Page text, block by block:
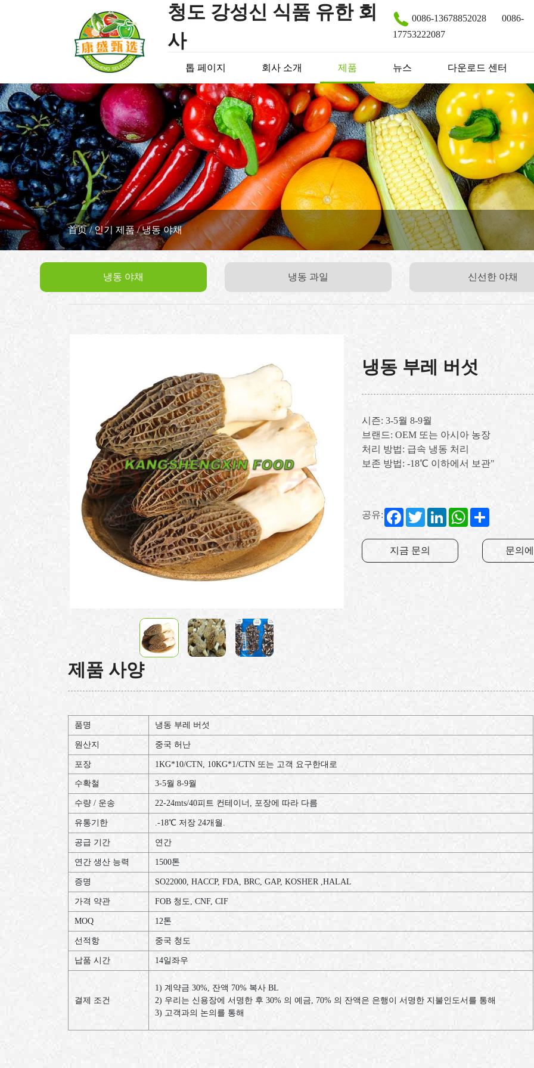
청도 강성신 식품 유한 회
사
0086-13678852028
0086-
17753222087
톱 페이지 회사 소개 제품 뉴스 다운로드 센터
首页/인기 제품/냉동 야채
냉동 야채 냉동 과일 신선한 야채
냉동 부레 버섯
시즌: 3-5월 8-9월
브랜드: OEM 또는 아시아 농장
처리 방법: 급속 냉동 처리
보존 방법: -18℃ 이하에서 보관"
공유: FacebookTwitterLinkedInWhatsApp
지금 문의 문의
제품 사양
품명 냉동 부레 버섯
원산지 중국 허난
포장 1KG*10/CTN, 10KG*1/CTN 또는 고객 요구한대로
수확철 3-5월 8-9월
수량 / 운송 22-24mts/40피트 컨테이너, 포장에 따라 다름
유통기한 .-18℃ 저장 24개월.
공급 기간 연간
연간 생산 능력 1500톤
증명 SO22000, HACCP, FDA, BRC, GAP, KOSHER ,HALAL
가격 약관 FOB 청도, CNF, CIF
MOQ 12톤
선적항 중국 청도
납품 시간 14일좌우
결제 조건
1) 계약금 30%, 잔액 70% 복사 BL
2) 우리는 신용장에 서명한 후 30% 의 예금, 70% 의 잔액은 은행이 서명한 지불인도서를 통해
3) 고객과의 논의를 통해